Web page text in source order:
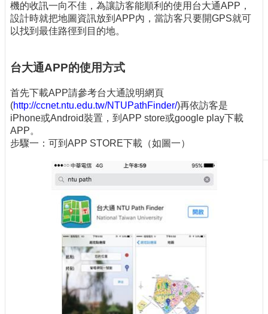
關
於
出
版
刊
物
校
務
機的收訊一向不佳，為讓訪客能順利的使用台大通APP，
設計時就把地圖資訊放到APP內，當訪客只要開GPS就可
以找到最佳路徑到目的地。
台大通APP的使用方式
首先下載APP請參考台大通說明網頁
(http://ccnet.ntu.edu.tw/NTUPathFinder/)再依訪客是
iPhone或Android裝置，到APP store或google play下載
APP。
步驟一：可到APP STORE下載（如圖一）